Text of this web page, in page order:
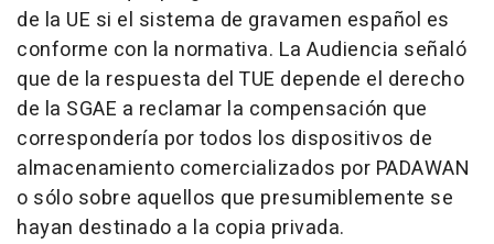
de la UE si el sistema de gravamen español es
conforme con la normativa. La Audiencia señaló
que de la respuesta del TUE depende el derecho
de la SGAE a reclamar la compensación que
correspondería por todos los dispositivos de
almacenamiento comercializados por PADAWAN
o sólo sobre aquellos que presumiblemente se
hayan destinado a la copia privada.